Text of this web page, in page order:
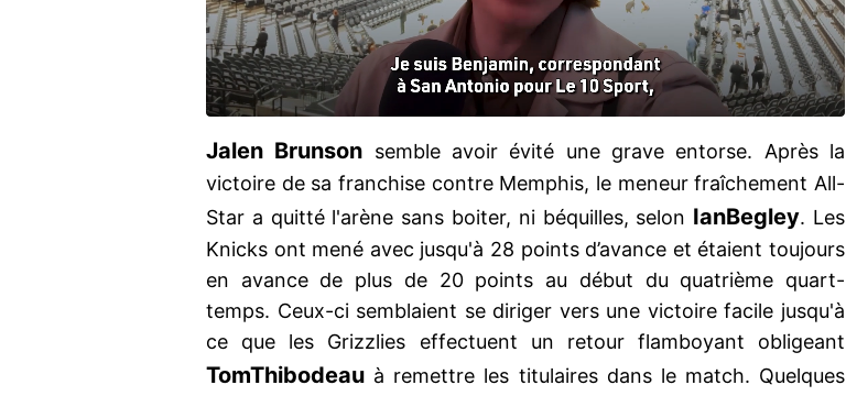
Jalen Brunson semble avoir évité une grave entorse. Après la
victoire de sa franchise contre Memphis, le meneur fraîchement All-
Star a quitté l'arène sans boiter, ni béquilles, selon IanBegley. Les
Knicks ont mené avec jusqu'à 28 points d’avance et étaient toujours
en avance de plus de 20 points au début du quatrième quart-
temps. Ceux-ci semblaient se diriger vers une victoire facile jusqu'à
ce que les Grizzlies effectuent un retour flamboyant obligeant
TomThibodeau à remettre les titulaires dans le match. Quelques